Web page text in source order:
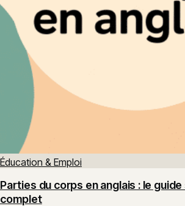
Éducation & Emploi
Parties du corps en anglais : le
complet